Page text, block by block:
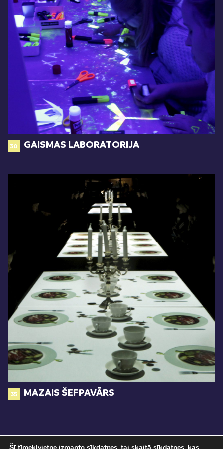
30 GAISMAS LABORATORIJA
35 MAZAIS ŠEFPAVĀRS